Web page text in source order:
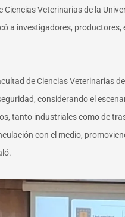
Veterinarias de la
a investigadores,
de Ciencias Veterinarias de
considerando el
tanto industriales como de
con el medio,